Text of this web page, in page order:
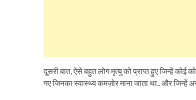
दूसरी बात, ऐसे बहुत लोग मृत्यु को प्राप्त हुए जिन्हें कोई
गए जिनका स्वास्थ्य कमज़ोर माना जाता था.. और जिन्हें